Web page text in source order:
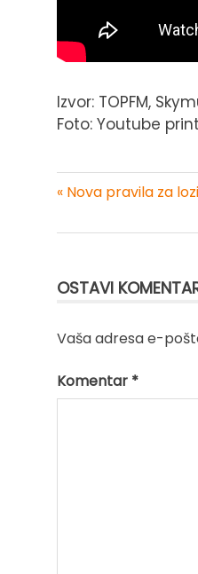
Izvor: TOPFM,
Foto: Youtube
« Nova pravila za
OSTAVI
Vaša adresa e-
Komentar *